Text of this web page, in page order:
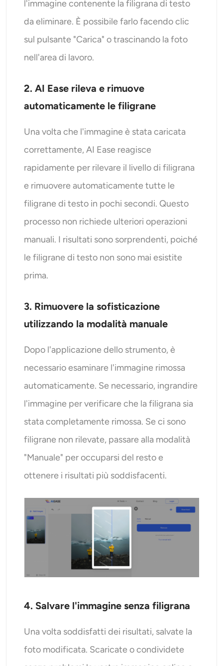
l'immagine contenente la filigrana di testo
da eliminare. È possibile farlo facendo clic
sul pulsante "Carica" o trascinando la foto
nell'area di lavoro.
2. AI Ease rileva e rimuove
automaticamente le filigrane
Una volta che l'immagine è stata caricata
correttamente, AI Ease reagisce
rapidamente per rilevare il livello di filigrana
e rimuovere automaticamente tutte le
filigrane di testo in pochi secondi. Questo
processo non richiede ulteriori operazioni
manuali. I risultati sono sorprendenti, poiché
le filigrane di testo non sono mai esistite
prima.
3. Rimuovere la sofisticazione
utilizzando la modalità manuale
Dopo l'applicazione dello strumento, è
necessario esaminare l'immagine rimossa
automaticamente. Se necessario, ingrandire
l'immagine per verificare che la filigrana sia
stata completamente rimossa. Se ci sono
filigrane non rilevate, passare alla modalità
"Manuale" per occuparsi del resto e
ottenere i risultati più soddisfacenti.
4. Salvare l'immagine senza filigrana
Una volta soddisfatti dei risultati, salvate la
foto modificata. Scaricate o condividete